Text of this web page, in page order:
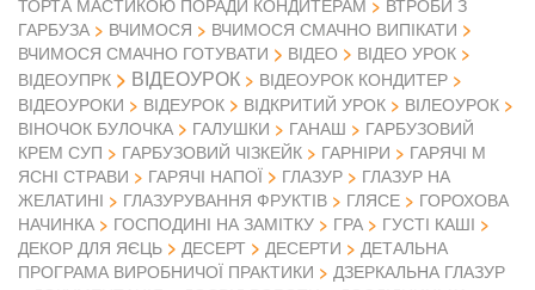
ТОРТА МАСТИКОЮ ПОРАДИ КОНДИТЕРАМ
ВТРОБИ З
ГАРБУЗА
ВЧИМОСЯ
ВЧИМОСЯ СМАЧНО ВИПІКАТИ
ВЧИМОСЯ СМАЧНО ГОТУВАТИ
ВІДЕО
ВІДЕО УРОК
ВІДЕОУПРК
ВІДЕОУРОК
ВІДЕОУРОК КОНДИТЕР
ВІДЕОУРОКИ
ВІДЕУРОК ВІДКРИТИЙ УРОК
ВІЛЕОУРОК
ВІНОЧОК БУЛОЧКА
ГАЛУШКИ ГАНАШ
ГАРБУЗОВИЙ
КРЕМ СУП
ГАРБУЗОВИЙ ЧІЗКЕЙК ГАРНІРИ
ГАРЯЧІ М
ЯСНІ СТРАВИ
ГАРЯЧІ НАПОЇ ГЛАЗУР
ГЛАЗУР НА
ЖЕЛАТИНІ
ГЛАЗУРУВАННЯ ФРУКТІВ ГЛЯСЕ
ГОРОХОВА
НАЧИНКА
ГОСПОДИНІ НА ЗАМІТКУ ГРА
ГУСТІ КАШІ
ДЕКОР ДЛЯ ЯЄЦЬ
ДЕСЕРТ ДЕСЕРТИ
ДЕТАЛЬНА
ПРОГРАМА ВИРОБНИЧОЇ ПРАКТИКИ
ДЗЕРКАЛЬНА ГЛАЗУР